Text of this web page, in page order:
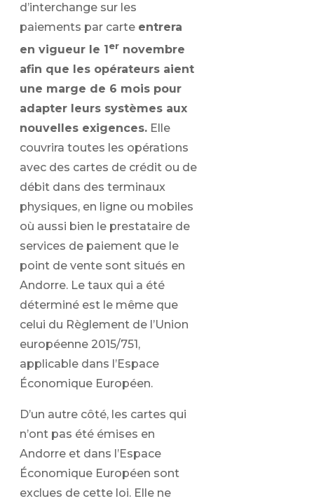
d’interchange sur les
paiements par carte entrera
en vigueur le 1er novembre
afin que les opérateurs aient
une marge de 6 mois pour
adapter leurs systèmes aux
nouvelles exigences. Elle
couvrira toutes les opérations
avec des cartes de crédit ou de
débit dans des terminaux
physiques, en ligne ou mobiles
où aussi bien le prestataire de
services de paiement que le
point de vente sont situés en
Andorre. Le taux qui a été
déterminé est le même que
celui du Règlement de l’Union
européenne 2015/751,
applicable dans l’Espace
Économique Européen.
D’un autre côté, les cartes qui
n’ont pas été émises en
Andorre et dans l’Espace
Économique Européen sont
exclues de cette loi. Elle ne